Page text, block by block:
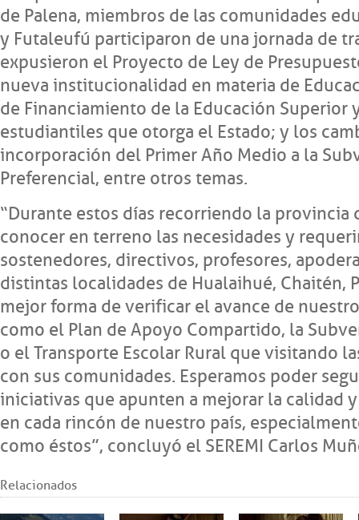
de Palena, miembros de las comunidades
y Futaleufú participaron de una jornada de
expusieron el Proyecto de Ley de
nueva institucionalidad en materia de
de Financiamiento de la Educación Superior
estudiantiles que otorga el Estado; y los
incorporación del Primer Año Medio a la
Preferencial, entre otros temas.
“Durante estos días recorriendo la provincia
conocer en terreno las necesidades y
sostenedores, directivos, profesores,
distintas localidades de Hualaihué, Chaitén,
mejor forma de verificar el avance de
como el Plan de Apoyo Compartido, la
o el Transporte Escolar Rural que visitando
con sus comunidades. Esperamos poder
iniciativas que apunten a mejorar la calidad
en cada rincón de nuestro país,
como éstos”, concluyó el SEREMI Carlos
Relacionados